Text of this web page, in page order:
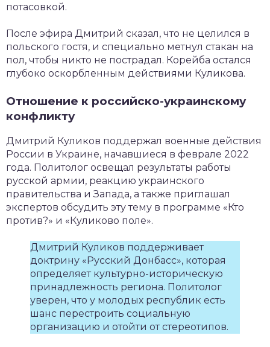
потасовкой.
После эфира Дмитрий сказал, что не целился в
польского гостя, и специально метнул стакан на
пол, чтобы никто не пострадал. Корейба остался
глубоко оскорбленным действиями Куликова.
Отношение к российско-украинскому
конфликту
Дмитрий Куликов поддержал военные действия
России в Украине, начавшиеся в феврале 2022
года. Политолог освещал результаты работы
русской армии, реакцию украинского
правительства и Запада, а также приглашал
экспертов обсудить эту тему в программе «Кто
против?» и «Куликово поле».
Дмитрий Куликов поддерживает
доктрину «Русский Донбасс», которая
определяет культурно-историческую
принадлежность региона. Политолог
уверен, что у молодых республик есть
шанс перестроить социальную
организацию и отойти от стереотипов.